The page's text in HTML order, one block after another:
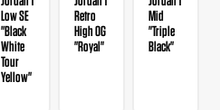
Low SE
"Black
White
Tour
Yellow"
Retro
High OG
"Royal"
Mid
"Triple
Black"